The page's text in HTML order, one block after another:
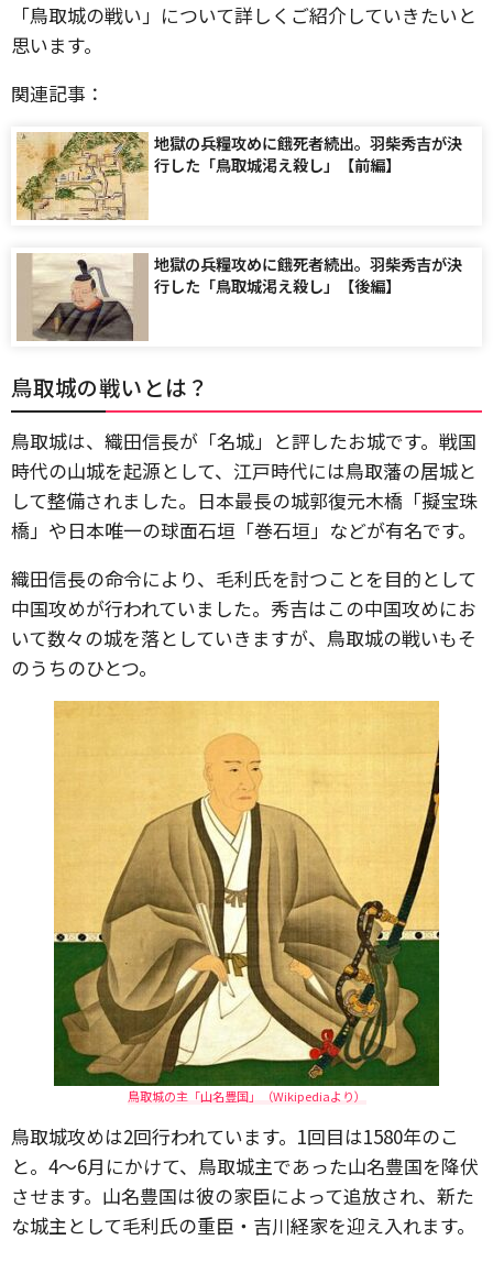
「鳥取城の戦い」について詳しくご紹介していきたいと
思います。
関連記事：
地獄の兵糧攻めに餓死者続出。羽柴秀吉が決
行した「鳥取城渇え殺し」【前編】
地獄の兵糧攻めに餓死者続出。羽柴秀吉が決
行した「鳥取城渇え殺し」【後編】
鳥取城の戦いとは？
鳥取城は、織田信長が「名城」と評したお城です。戦国
時代の山城を起源として、江戸時代には鳥取藩の居城と
して整備されました。日本最長の城郭復元木橋「擬宝珠
橋」や日本唯一の球面石垣「巻石垣」などが有名です。
織田信長の命令により、毛利氏を討つことを目的として
中国攻めが行われていました。秀吉はこの中国攻めにお
いて数々の城を落としていきますが、鳥取城の戦いもそ
のうちのひとつ。
鳥取城の主「山名豊国」（Wikipediaより）
鳥取城攻めは2回行われています。1回目は1580年のこ
と。4～6月にかけて、鳥取城主であった山名豊国を降伏
させます。山名豊国は彼の家臣によって追放され、新た
な城主として毛利氏の重臣・吉川経家を迎え入れます。